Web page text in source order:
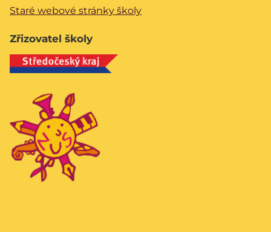
Staré webové stránky školy
Zřizovatel školy